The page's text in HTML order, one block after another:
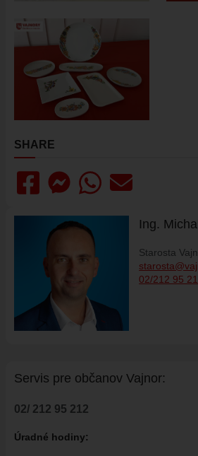
KULTÚRA
HARMONOGRAM PODUJATÍ
KNIŽNICA
ZDRUŽENIA A SPOLKY
KERAMICKÁ DIELŇA
ŠPORT
FK VAJNORY
ŠK VAJNORY
DOM KULTÚRY VAJNORY
ĽUDOVÝ DOM
DRUŽBA
MAPY
KAM VO VAJNOROCH
VAJNORSKÉ RYBNÍKY
SHARE
Ing.
Starosta
02/212 95
Servis pre občanov Vajnor:
02/ 212 95 212
Úradné hodiny: